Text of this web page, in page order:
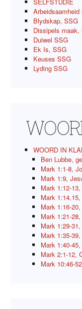
Arbeidsaamheid
Blydskap, SSG
Dissipels maak,
Duiwel SSG
Ek Is, SSG
Keuses SSG
Lyding SSG
WOORD IN
Ben Lubbe,
Mark 1:1-8,
Mark 1:9,
Mark 1:12-
Mark
Mark 1:16-
Mark 1:21-
Mark 1:29-
Mark 1:35-
Mark 1:40-
Mark 2:1-12,
Mark 10:46-